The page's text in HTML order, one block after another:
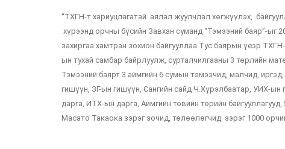
“ТХГН-т хариуцлагатай аялал жуулчлал хөгжүүлэх,
хүрээнд орчны бүсийн Завхан суманд “Тэмээний баяр”-ыг
захиргаа хамтран зохион байгууллаа.Тус баярын үеэр
ын тухай самбар байрлуулж, сурталчилгааны 3 төрлийн
Тэмээний баярт 3 аймгийн 6 сумын тэмээчид, малчид,
гишүүн, ЗГ-ын гишүүн, Сангийн сайд Ч.Хүрэлбаатар, УИХ-
дарга, ИТХ-ын дарга, Аймгийн төвийн төрийн
Масато Такаока зэрэг зочид, төлөөлөгчид зэрэг 1000